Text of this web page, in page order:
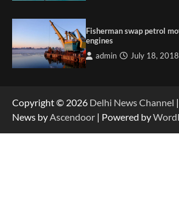
Fisherman swap petrol
engines
admin July 18, 2018
Copyright © 2026 Delhi News Channel
News by Ascendoor | Powered by